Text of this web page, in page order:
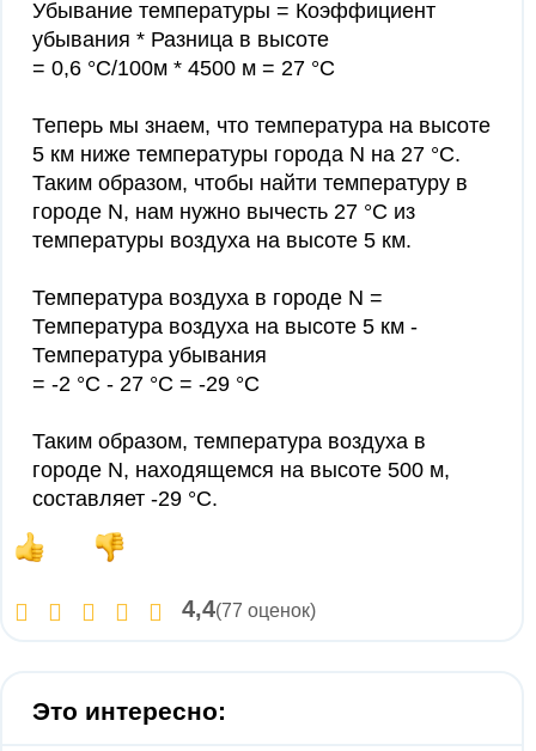
Убывание температуры = Коэффициент
убывания * Разница в высоте
= 0,6 °C/100м * 4500 м = 27 °C
Теперь мы знаем, что температура на высоте
5 км ниже температуры города N на 27 °C.
Таким образом, чтобы найти температуру в
городе N, нам нужно вычесть 27 °C из
температуры воздуха на высоте 5 км.
Температура воздуха в городе N =
Температура воздуха на высоте 5 км -
Температура убывания
= -2 °C - 27 °C = -29 °C
Таким образом, температура воздуха в
городе N, находящемся на высоте 500 м,
составляет -29 °C.
4,4(77 оценок)
Это интересно: